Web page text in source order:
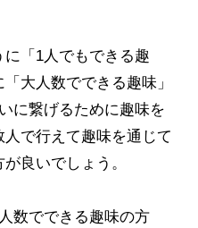
「1人でもできる趣
大人数でできる趣味」
に繋げるために趣味を
で行えて趣味を通じて
良いでしょう。
数でできる趣味の方